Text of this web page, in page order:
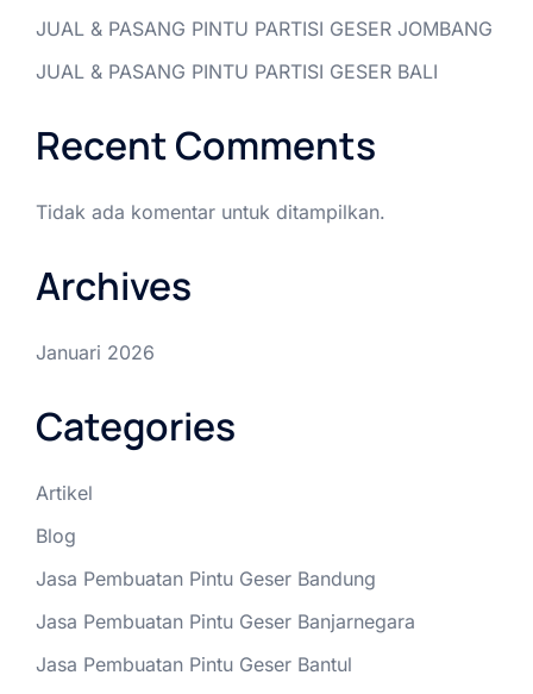
JUAL & PASANG PINTU PARTISI GESER JOMBANG
JUAL & PASANG PINTU PARTISI GESER BALI
Recent Comments
Tidak ada komentar untuk ditampilkan.
Archives
Januari 2026
Categories
Artikel
Blog
Jasa Pembuatan Pintu Geser Bandung
Jasa Pembuatan Pintu Geser Banjarnegara
Jasa Pembuatan Pintu Geser Bantul